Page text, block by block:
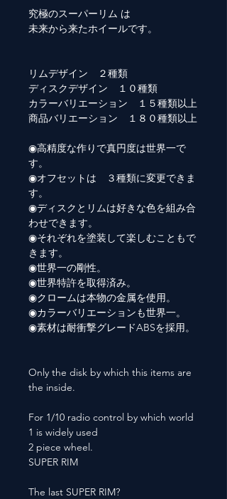
究極のスーパーリム は
未来から来たホイールです。
リムデザイン ２種類
ディスクデザイン １０種類
カラーバリエーション １５種類以上
商品バリエーション １８０種類以上
◉高精度な作りで真円度は世界一で
す。
◉オフセットは ３種類に変更できま
す。
◉ディスクとリムは好きな色を組み合
わせできます。
◉それぞれを塗装して楽しむこともで
きます。
◉世界一の剛性。
◉世界特許を取得済み。
◉クロームは本物の金属を使用。
◉カラーバリエーションも世界一。
◉素材は耐衝撃グレードABSを採用。
Only the disk by which this items are
the inside.
For 1/10 radio control by which world
1 is widely used
2 piece wheel.
SUPER RIM
The last SUPER RIM?